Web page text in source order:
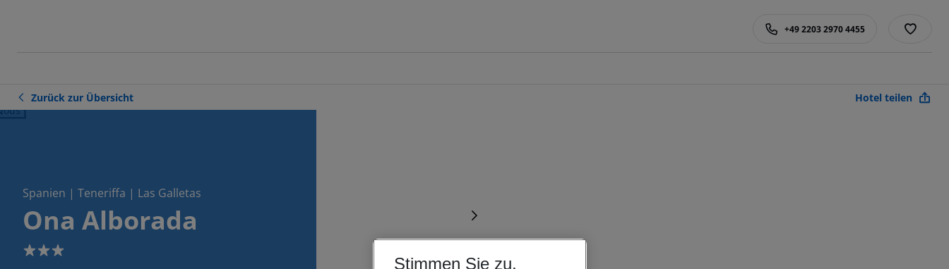
+49 2203 2970 4455
Zurück zur Übersicht Hotel teilen
Spanien | Teneriffa | Las Galletas
Ona Alborada
3
Stimmen Sie zu,